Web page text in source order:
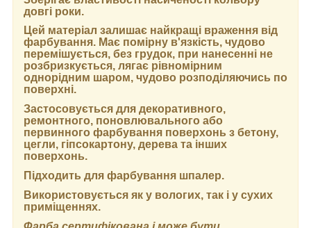
довгі роки.
Цей матеріал залишає найкращі враження від
фарбування. Має помірну в'язкість, чудово
перемішується, без грудок, при нанесенні не
розбризкується, лягає рівномірним
однорідним шаром, чудово розподіляючись по
поверхні.
Застосовується для декоративного,
ремонтного, поновлювального або
первинного фарбування поверхонь з бетону,
цегли, гіпсокартону, дерева та інших
поверхонь.
Підходить для фарбування шпалер.
Використовується як у вологих, так і у сухих
приміщеннях.